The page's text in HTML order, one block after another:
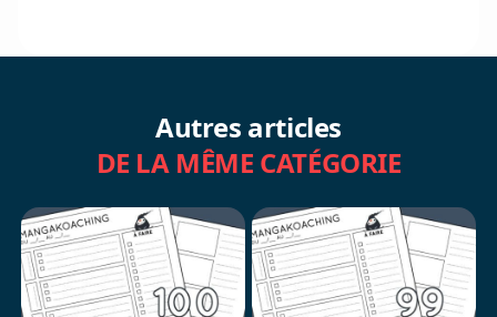
Autres articles
DE LA MÊME CATÉGORIE